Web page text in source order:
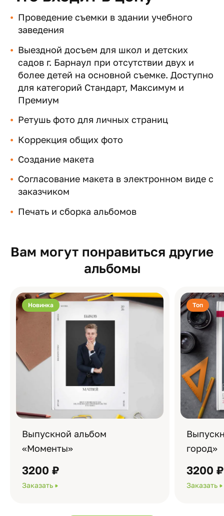
Проведение съемки в здании учебного
заведения
Выездной досъем для школ и детских
садов г. Барнаул при отсутствии двух и
более детей на основной съемке. Доступно
для категорий Стандарт, Максимум и
Премиум
Ретушь фото для личных страниц
Коррекция общих фото
Создание макета
Согласование макета в электронном виде с
заказчиком
Печать и сборка альбомов
Вам могут понравиться другие
альбомы
Новинка
Выпускной альбом
«Моменты»
3200 ₽
Заказать
Топ
город»
3200 ₽
Заказать